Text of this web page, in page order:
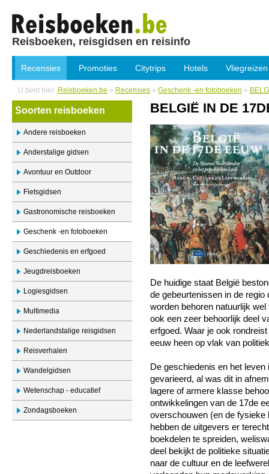
Reisboeken, reisgidsen en reisinfo
Recensies Promoties Citytrips Hotels Vliegreizen
U bent hier: Reisboeken.be » Recensies » Geschenk -en fotoboeken »
Soorten reisboeken
Andere reisboeken
Anderstalige gidsen
Avontuur en Outdoor
Fietsgidsen
Gastronomische reisboeken
Geschenk -en fotoboeken
Geschiedenis en erfgoed
Jeugdreisboeken
Logiesgidsen
Multimedia
Nederlandstalige reisgidsen
Reisverhalen
Wandelgidsen
Wetenschap - educatief
Zondagsboeken
BELGIË IN DE
De huidige staat België
de gebeurtenissen in de regio
worden behoren natuurlijk
ook een zeer behoorlijk deel
erfgoed. Waar je ook
eeuw heen op vlak van
De geschiedenis en het leven
gevarieerd, al was dit in
lagere of armere klasse
ontwikkelingen van de 17de
overschouwen (en de fysieke
hebben de uitgevers er
boekdelen te spreiden,
deel bekijkt de politieke
naar de cultuur en de